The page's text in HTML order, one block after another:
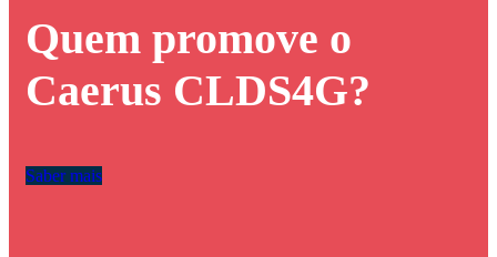
Quem promove o
Caerus CLDS4G?
Saber mais